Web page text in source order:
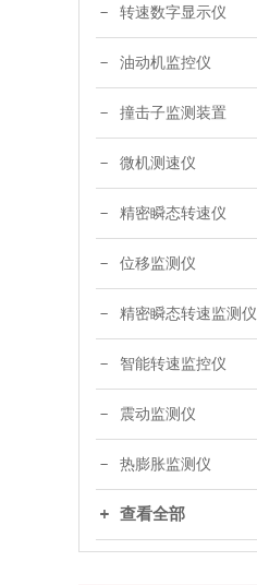
转速数字显示仪
油动机监控仪
撞击子监测装置
微机测速仪
精密瞬态转速仪
位移监测仪
精密瞬态转速监测仪
智能转速监控仪
震动监测仪
热膨胀监测仪
查看全部